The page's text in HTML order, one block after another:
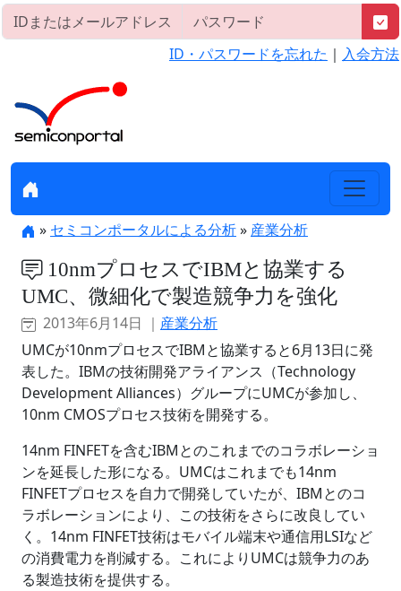
ID・パスワードを忘れた ｜ 入会方法
» セミコンポータルによる分析» 産業分析
10nmプロセスでIBMと協業する
UMC、微細化で製造競争力を強化
2013年6月14日 ｜ 産業分析
UMCが10nmプロセスでIBMと協業すると6月13日に発
表した。IBMの技術開発アライアンス（Technology
Development Alliances）グループにUMCが参加し、
10nm CMOSプロセス技術を開発する。
14nm FINFETを含むIBMとのこれまでのコラボレーショ
ンを延長した形になる。UMCはこれまでも14nm
FINFETプロセスを自力で開発していたが、IBMとのコ
ラボレーションにより、この技術をさらに改良してい
く。14nm FINFET技術はモバイル端末や通信用LSIなど
の消費電力を削減する。これによりUMCは競争力のあ
る製造技術を提供する。